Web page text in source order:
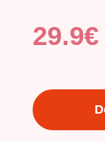
29.9€